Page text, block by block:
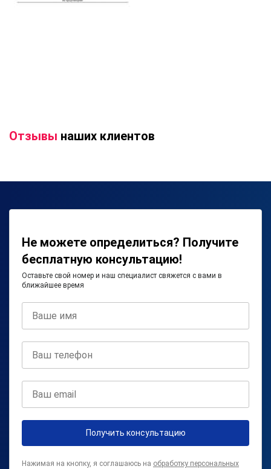
Отзывы наших клиентов
Не можете определиться? Получите
бесплатную консультацию!
Оставьте свой номер и наш специалист свяжется с вами в
ближайшее время
Получить консультацию
Нажимая на кнопку, я соглашаюсь на обработку персональных